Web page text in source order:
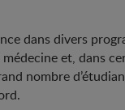
dans divers
et, dans
nombre